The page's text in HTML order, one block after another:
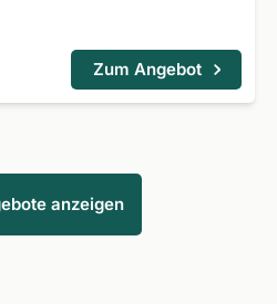
Zum Angebot
anzeigen